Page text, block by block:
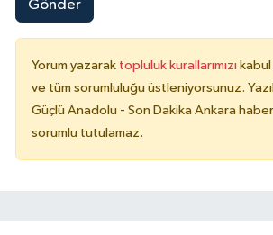
Gönder
Yorum yazarak topluluk kurallarımızı
ve tüm sorumluluğu üstleniyorsunuz.
Güçlü Anadolu - Son Dakika Ankara
sorumlu tutulamaz.